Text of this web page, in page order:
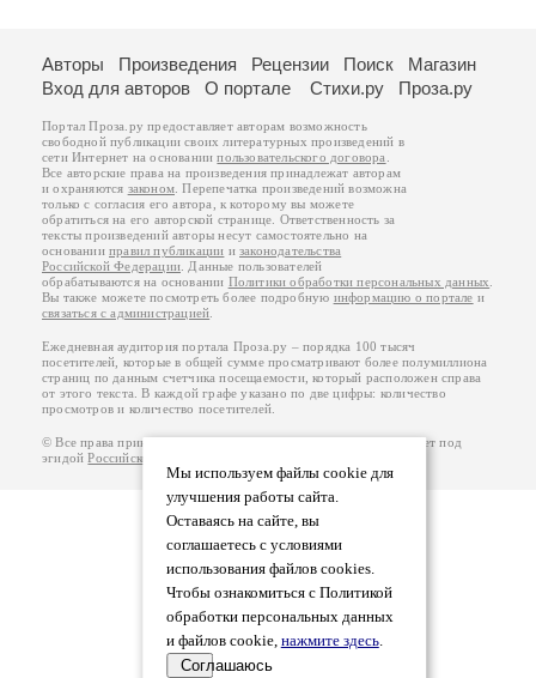
Мы используем файлы cookie для
улучшения работы сайта.
Оставаясь на сайте, вы
соглашаетесь с условиями
использования файлов cookies.
Чтобы ознакомиться с Политикой
обработки персональных данных
и файлов cookie, нажмите здесь.
Соглашаюсь
Авторы Произведения Рецензии Поиск
Магазин
Вход для авторов
О портале Стихи.ру Проза.ру
Портал Проза.ру предоставляет авторам возможность
свободной публикации своих литературных произведений в
сети Интернет на основаниипользовательского договора.
Все авторские права на произведения принадлежат авторам
и охраняются законом. Перепечатка произведений возможна
только с согласия его автора, к которому вы можете
обратиться на его авторской странице. Ответственность за
тексты произведений авторы несут самостоятельно на
основанииправил публикации изаконодательства
Российской Федерации. Данные пользователей
обрабатываются на основании Политики обработки персональных данных.
Вы также можете посмотреть более подробную информацию о портале и
связаться с администрацией.
Ежедневная аудитория портала Проза.ру – порядка 100 тысяч
посетителей, которые в общей сумме просматривают более полумиллиона
страниц по данным счетчика посещаемости, который расположен справа
от этого текста. В каждой графе указано по две цифры: количество
просмотров и количество посетителей.
© Все права принадлежат авторам, 2000-2026. Портал работает под
эгидойРоссийского союза писателей